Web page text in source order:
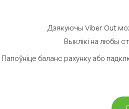
Дзякуючы Viber Out
Выклікі на любы
Папоўніце баланс рахунку або